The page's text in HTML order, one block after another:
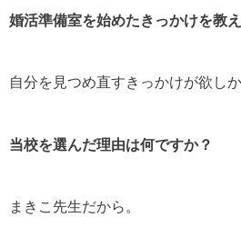
婚活準備室を始めたきっかけを教え
自分を見つめ直すきっかけが欲しか
当校を選んだ理由は何ですか？
まきこ先生だから。